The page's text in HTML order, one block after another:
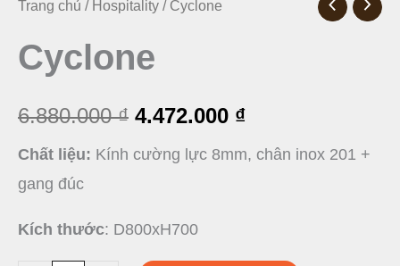
Trang chủ / Hospitality / Cyclone
Cyclone
6.880.000₫
Giá
gốc
6.880.000 ₫.
4.472.000 ₫
4.472.000 ₫.
Chất liệu: Kính cường lực 8mm, chân inox 201 +
gang đúc
Kích thước: D800xH700
Cyclone
lượng